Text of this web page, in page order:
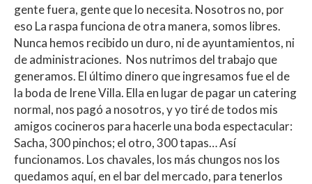
gente fuera, gente que lo necesita. Nosotros no, por
eso La raspa funciona de otra manera, somos libres.
Nunca hemos recibido un duro, ni de ayuntamientos, ni
de administraciones. Nos nutrimos del trabajo que
generamos. El último dinero que ingresamos fue el de
la boda de Irene Villa. Ella en lugar de pagar un catering
normal, nos pagó a nosotros, y yo tiré de todos mis
amigos cocineros para hacerle una boda espectacular:
Sacha, 300 pinchos; el otro, 300 tapas… Así
funcionamos. Los chavales, los más chungos nos los
quedamos aquí, en el bar del mercado, para tenerlos